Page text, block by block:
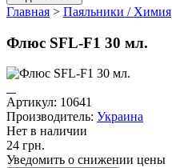
Главная > Паяльники / Химия
Флюс SFL-F1 30 мл.
Артикул: 10641
Производитель: Украина
Нет в наличии
24 грн.
Уведомить о снижении цены